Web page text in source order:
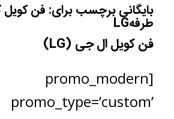
بایگانی برچسب برای: فن
طرفهLG
فن کویل ال جی (LG)
[promo_modern
promo_type=’custom’